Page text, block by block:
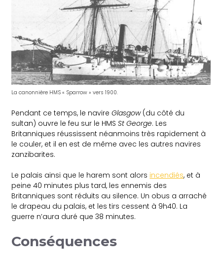
La canonnière HMS « Sparrow » vers 1900.
Pendant ce temps, le navireGlasgow (du côté du
sultan) ouvre le feu sur le HMSSt George. Les
Britanniques réussissent néanmoins très rapidement à
le couler, et il en est de même avec les autres navires
zanzibarites.
Le palais ainsi que le harem sont alors incendiés, et à
peine 40 minutes plus tard, les ennemis des
Britanniques sont réduits au silence. Un obus a arraché
le drapeau du palais, et les tirs cessent à 9h40. La
guerre n’aura duré que 38 minutes.
Conséquences